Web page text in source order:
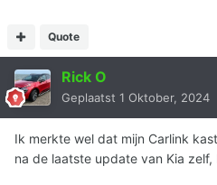
Quote
Rick O
Geplaatst 1 Oktober, 2024
Ik merkte wel dat mijn Carlink
na de laatste update van Kia zelf,